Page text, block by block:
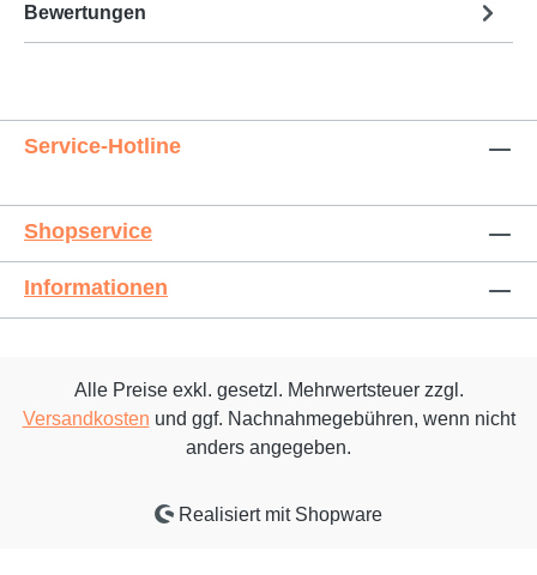
Bewertungen
Service-Hotline
Shopservice
Informationen
Alle Preise exkl. gesetzl. Mehrwertsteuer zzgl.
Versandkosten und ggf. Nachnahmegebühren, wenn nicht
anders angegeben.
Realisiert mit Shopware